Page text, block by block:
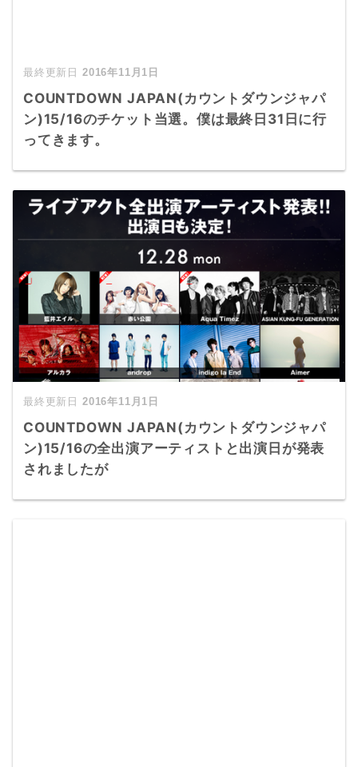
2016年11月1日
COUNTDOWN JAPAN(カウントダウンジャパ
ン)15/16のチケット当選。僕は最終日31日に行
ってきます。
2016年11月1日
COUNTDOWN JAPAN(カウントダウンジャパ
ン)15/16の全出演アーティストと出演日が発表
されましたが